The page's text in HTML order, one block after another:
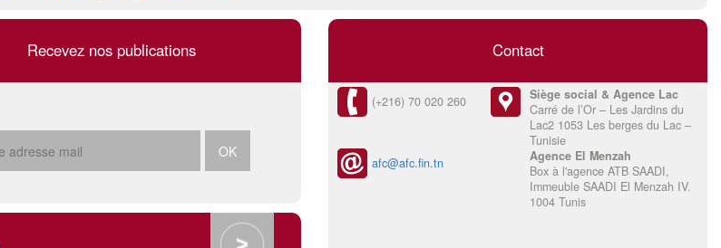
Recevez nos publications Contact
(+216) 70 020 260
Siège social & Agence Lac
Carré de l’Or – Les Jardins du
Lac2 1053 Les berges du Lac –
Tunisie
afc@afc.fin.tn
Agence El Menzah
Box à l'agence ATB SAADI,
Immeuble SAADI El Menzah IV.
1004 Tunis